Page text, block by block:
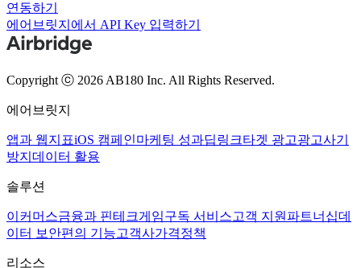
연동하기
에어브릿지에서 API Key 입력하기
Copyright ⓒ 2026 AB180 Inc. All Rights Reserved.
에어브릿지
앱과 웹지표iOS 캠페인마케팅 성과딥링크타겟 광고광고사기
방지 데이터 활용
솔루션
이커머스금융과 핀테크게임구독 서비스고객 지원 파트너십데
이터 보안편의 기능고객사가격정책
리소스